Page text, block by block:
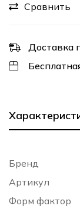
Сравнить
Доставка
Бренд
Артикул
Форм фактор